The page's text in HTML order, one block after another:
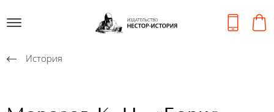
История